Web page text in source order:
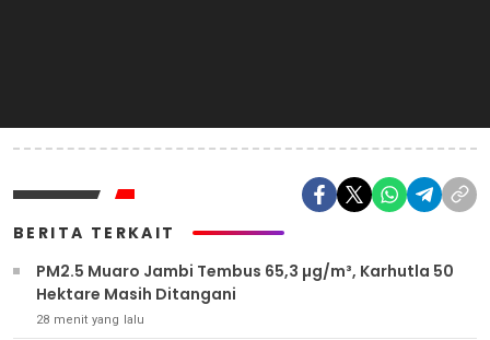
BERITA TERKAIT
PM2.5 Muaro Jambi Tembus 65,3 µg/m³, Karhutla 50
Hektare Masih Ditangani
28 menit yang lalu